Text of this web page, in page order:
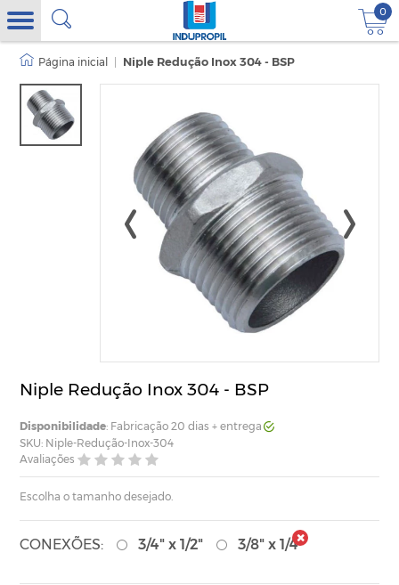
0
Niple Redução Inox 304 - BSP
Niple Redução Inox 304 - BSP
Disponibilidade: Fabricação 20 dias + entrega
SKU: Niple-Redução-Inox-304
Avaliações
Escolha o tamanho desejado.
CONEXÕES: 3/4" x 1/2" 3/8" x 1/4"